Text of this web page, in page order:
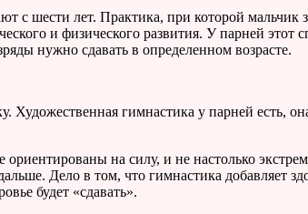
шести лет. Практика, при которой мальчик
и физического развития. У парней
нужно сдавать в определенном возрасте.
гимнастика у парней есть,
на силу, и не настолько
Дело в том, что гимнастика добавляет
будет «сдавать».